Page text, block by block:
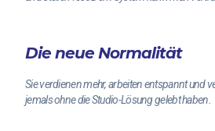
Die neue Normalität
Sie verdienen mehr, arbeiten entspannt und
jemals ohne die Studio-Lösung gelebt haben.